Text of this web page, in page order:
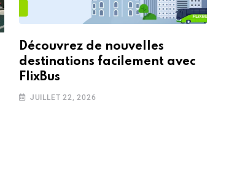
Découvrez de nouvelles
destinations facilement avec
FlixBus
JUILLET 22, 2026